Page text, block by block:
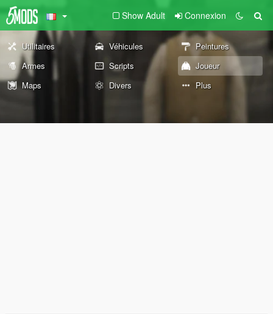
Show Adult Connexion
Utilitaires Véhicules
Peintures
Armes
Scripts
Joueur
Maps
Divers Plus